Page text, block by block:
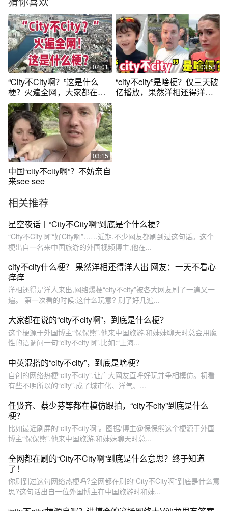
02:01
“City不City啊？”这是什么
梗？火遍全网，大家都在
说！
03:58
“city不city”是啥梗？仅三天破
亿播放，果然洋相还得洋人
03:15
中国“city不city啊”？不妨亲自
来see see
相关推荐
星空夜话丨“City不City啊”到底是个什么梗？
“City不City啊”“好City啊”……近期,不少网友都刷到过这句话。这个
梗出自一名来中国旅游的外国视频博主,他在...
city不city什么梗？ 果然洋相还得洋人出 网友：一天不看心
痒痒
洋相还得是洋人来出,网络爆梗“city不city”被各大网友刷了一遍又一
遍。 第一次看的时候:这什么玩意? 刷了好几遍...
大家都在说的“city不city啊”，到底是什么梗？
这个梗源于外国博主“保保熊”,他来中国旅游,和妹妹聊天时总会用魔
性的语调问一句“city不city啊”,比如:“上海...
中英混搭的“city不city”，到底是啥梗？
自创的网络热梗“city不city”,让广大网友直呼好玩并争相模仿。初看
有些不明所以的“city”,成了城市化、洋气、...
任贤齐、蔡少芬等都在模仿跟拍，“city不city”到底是什么
梗？
比如最近刷屏的“city不city啊”。图据/博主@保保熊这个梗源于外国
博主“保保熊”,他来中国旅游,和妹妹聊天时总...
全网都在刷的“City不City啊”到底是什么意思？终于知道
了！
你刷到过这句网络热梗吗?全网都在刷的“City不City啊”到底是什么意
思?这句话出自一位外国博主在中国旅游时和妹...